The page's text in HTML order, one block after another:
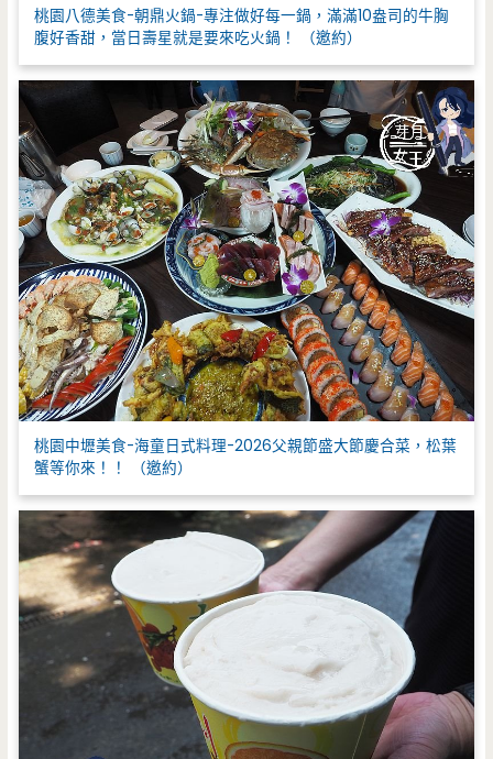
桃園八德美食-朝鼎火鍋-專注做好每一鍋，滿滿10盎司的牛胸
腹好香甜，當日壽星就是要來吃火鍋！ （邀約）
桃園中壢美食-海童日式料理-2026父親節盛大節慶合菜，松葉
蟹等你來！！ （邀約）